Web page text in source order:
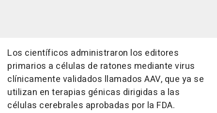
Los científicos administraron los editores
primarios a células de ratones mediante virus
clínicamente validados llamados AAV, que ya se
utilizan en terapias génicas dirigidas a las
células cerebrales aprobadas por la FDA.